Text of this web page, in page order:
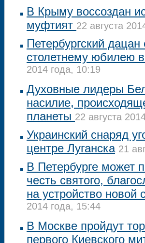
В Крыму воссоздан
муфтият 22 августа
Петербургский дацан
столетнему юбилею
2014 года, 10:19
Духовные лидеры
насилие,
планеты 22 августа
Украинский снаряд
центре Луганска 21
В Петербурге может
честь святого,
на устройство новой
2014 года, 15:44
В Москве пройдут
первого Киевского